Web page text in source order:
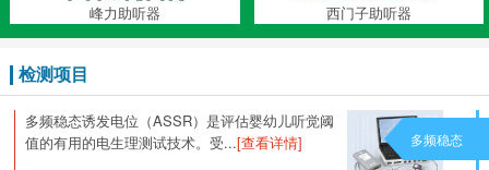
峰力助听器 西门子助听器
检测项目
多频稳态诱发电位（ASSR）是评估婴幼儿听觉阈
值的有用的电生理测试技术。受...[查看详情] 多频稳态